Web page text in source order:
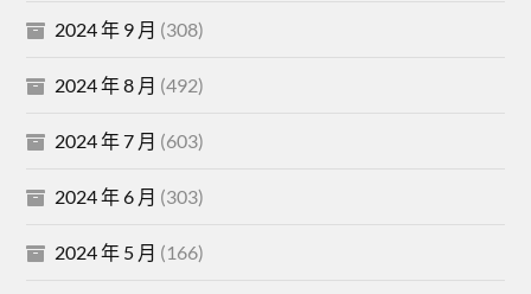
2024 年 9 月 (308)
2024 年 8 月 (492)
2024 年 7 月 (603)
2024 年 6 月 (303)
2024 年 5 月 (166)